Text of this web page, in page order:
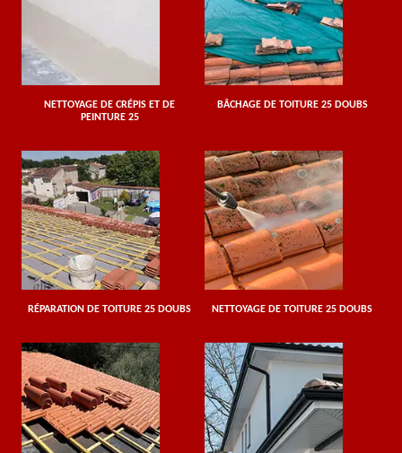
NETTOYAGE DE CRÉPIS ET DE
PEINTURE 25
BÂCHAGE DE TOITURE 25 DOUBS
RÉPARATION DE TOITURE 25 DOUBS NETTOYAGE DE TOITURE 25 DOUBS